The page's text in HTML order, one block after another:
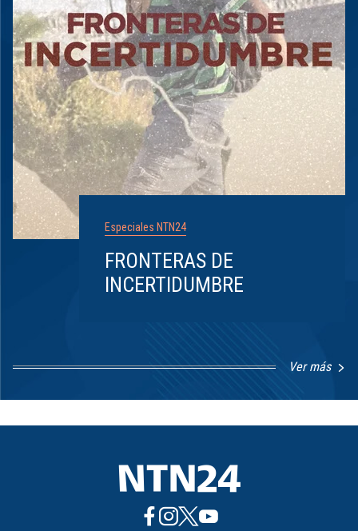
Especiales NTN24
FRONTERAS DE
INCERTIDUMBRE
Ver más
1
8